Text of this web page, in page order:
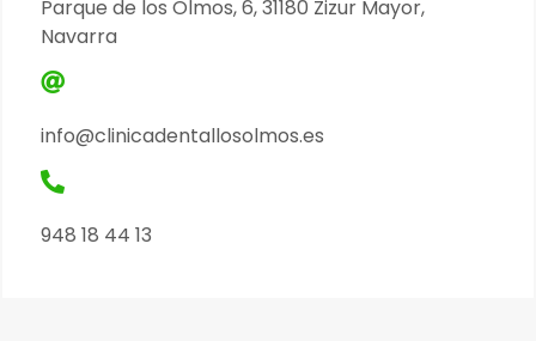
Parque de los Olmos, 6, 31180 Zizur Mayor,
Navarra
info@clinicadentallosolmos.es
948 18 44 13